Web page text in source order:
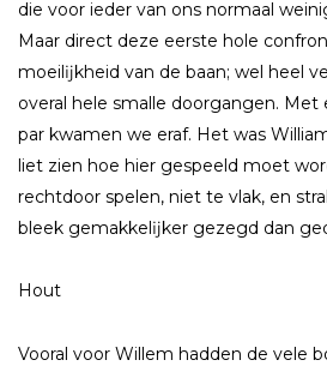
die voor ieder van ons normaal
Maar direct deze eerste hole
moeilĳkheid van de baan; wel heel
overal hele smalle doorgangen. Met
par kwamen we eraf. Het was
liet zien hoe hier gespeeld moet
rechtdoor spelen, niet te vlak, en
bleek gemakkelĳker gezegd dan
Hout
Vooral voor Willem hadden de vele